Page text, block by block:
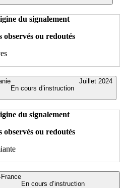
du signalement
observés ou redoutés
Juillet 2024
En cours d’instruction
du signalement
observés ou redoutés
En cours d’instruction
France